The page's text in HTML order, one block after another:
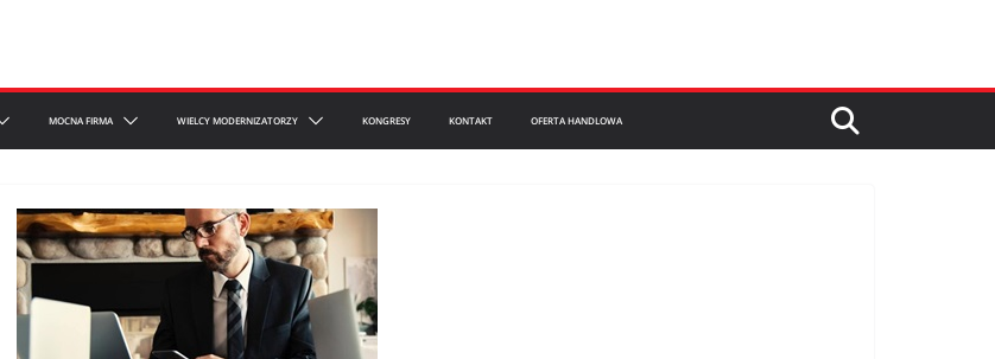
MOCNA FIRMA WIELCY MODERNIZATORZY KONGRESY KONTAKT OFERTA HANDLOWA